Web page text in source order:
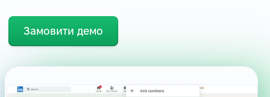
Замовити демо